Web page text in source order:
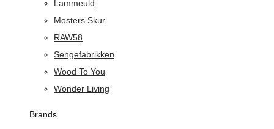
Lammeuld
Mosters Skur
RAW58
Sengefabrikken
Wood To You
Wonder Living
Brands